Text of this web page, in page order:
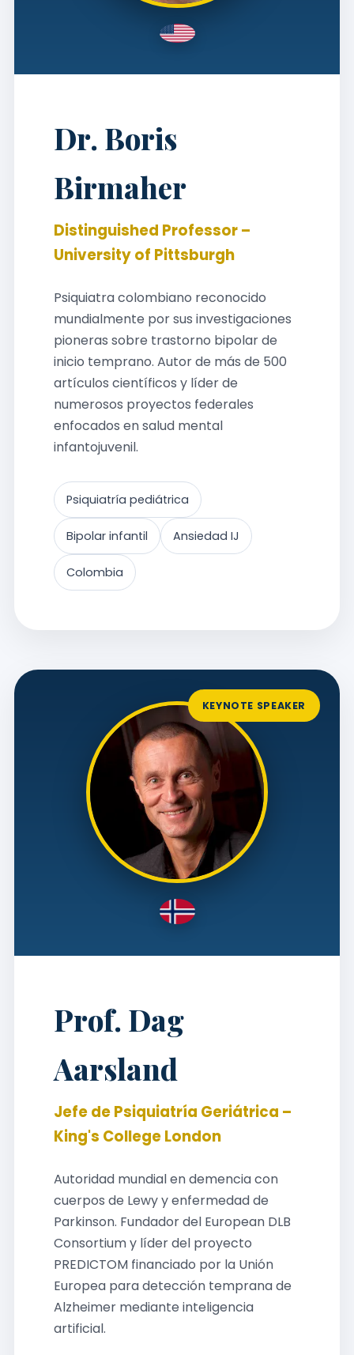
Dr. Boris
Birmaher
Distinguished Professor –
University of Pittsburgh
Psiquiatra colombiano reconocido
mundialmente por sus investigaciones
pioneras sobre trastorno bipolar de
inicio temprano. Autor de más de 500
artículos científicos y líder de
numerosos proyectos federales
enfocados en salud mental
infantojuvenil.
Psiquiatría pediátrica
Bipolar infantil Ansiedad IJ
Colombia
KEYNOTE SPEAKER
Prof. Dag
Aarsland
Jefe de Psiquiatría Geriátrica –
King's College London
Autoridad mundial en demencia con
cuerpos de Lewy y enfermedad de
Parkinson. Fundador del European DLB
Consortium y líder del proyecto
PREDICTOM financiado por la Unión
Europea para detección temprana de
Alzheimer mediante inteligencia
artificial.